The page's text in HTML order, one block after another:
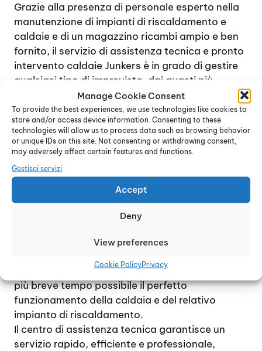
Manage Cookie Consent
To provide the best experiences, we use technologies like cookies to
store and/or access device information. Consenting to these
technologies will allow us to process data such as browsing behavior
or unique IDs on this site. Not consenting or withdrawing consent,
may adversely affect certain features and functions.
Gestisci servizi
Accept
Deny
View preferences
Cookie PolicyPrivacy
Grazie alla presenza di personale esperto nella
manutenzione di impianti di riscaldamento e
caldaie e di un magazzino ricambi ampio e ben
fornito, il servizio di assistenza tecnica e pronto
intervento caldaie Junkers è in grado di gestire
qualsiasi tipo di imprevisto, dai guasti più
semplici e rapidi da gestire alle situazioni più
complesse, che prevedono magari lo
smontaggio completo della caldaia e la
sostituzione di una o più parti interne.
Contattando il centro di assistenza tecnica, è
possibile ricevere immediatamente una
sopralluogo, al fine di verificare l’entità e la
natura del guasto. In genere, se possibile, il
soddisfazione di ogni cliente e di ripristinare nel
più breve tempo possibile il perfetto
funzionamento della caldaia e del relativo
impianto di riscaldamento.
Il centro di assistenza tecnica garantisce un
servizio rapido, efficiente e professionale,